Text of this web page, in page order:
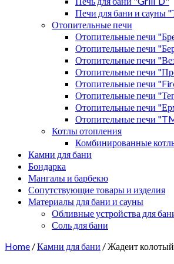
Печи для бани и сауны
Отопительные печи
Отопительные печи
Отопительные печи
Отопительные печи
Отопительные печи
Отопительные печи
Отопительные печи
Отопительные печи
Отопительные печи
Котлы отопления
Комбинированные
Камни для бани
Бондарка
Мангалы и барбекю
Сопутствующие товары и изделия
Материалы для бани и сауны
Обливные устройства для
Соль для бани
Home /Камни для бани / Жадеит